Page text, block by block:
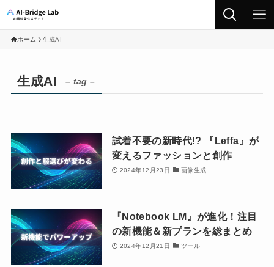
ホーム 生成AI
生成AI – tag –
試着不要の新時代!? 『Leffa』が
変えるファッションと創作
2024年12月23日 画像生成
『Notebook LM』が進化！注目
の新機能＆新プランを総まとめ
2024年12月21日 ツール